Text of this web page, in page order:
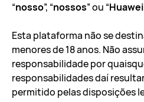
“nosso”, “nossos” ou “Huawei
Esta plataforma não se
menores de 18 anos. Não
responsabilidade por
responsabilidades daí
permitido pelas disposições